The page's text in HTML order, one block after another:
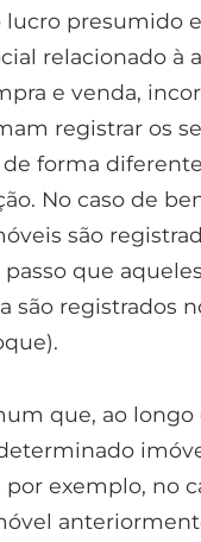
presumido
relacionado à
e venda,
registrar os
forma
No caso de
são
que
são registrados
que, ao longo
por exemplo, no